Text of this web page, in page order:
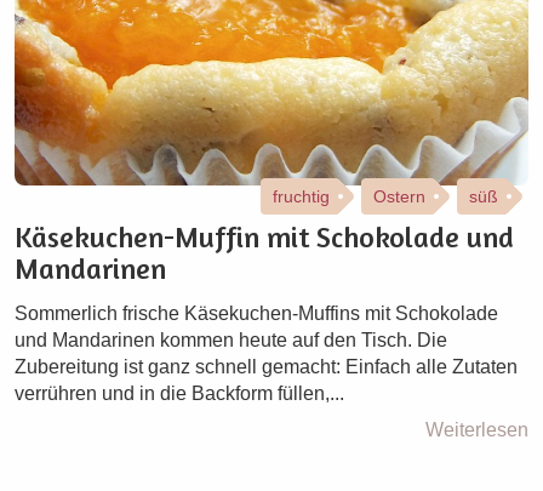
fruchtig Ostern süß
Käsekuchen-Muffin mit Schokolade und
Mandarinen
Sommerlich frische Käsekuchen-Muffins mit Schokolade
und Mandarinen kommen heute auf den Tisch. Die
Zubereitung ist ganz schnell gemacht: Einfach alle Zutaten
verrühren und in die Backform füllen,...
Weiterlesen